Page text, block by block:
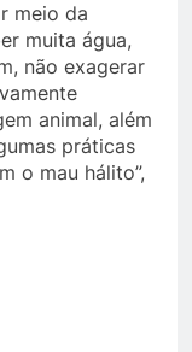
meio da
muita água,
não exagerar
animal, além
práticas
o mau hálito”,